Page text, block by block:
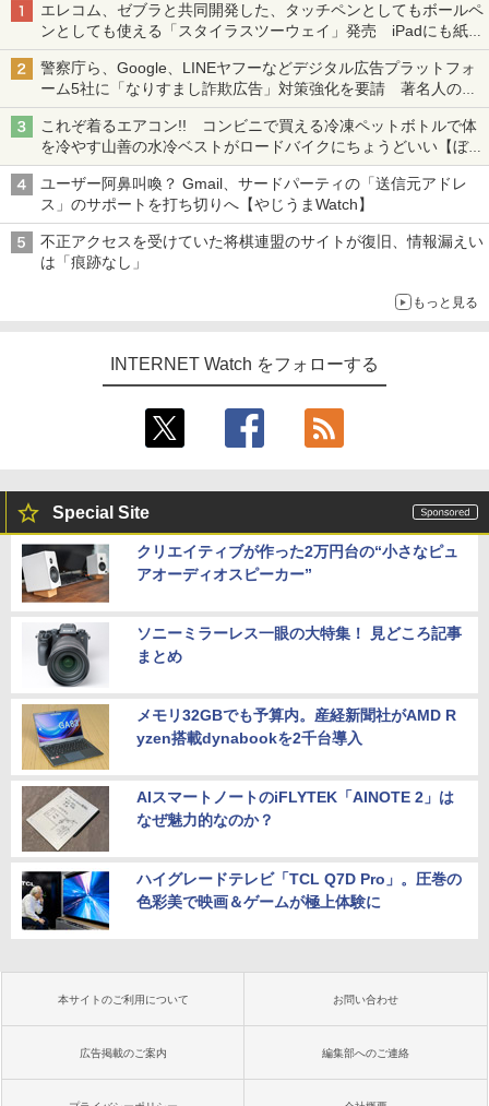
エレコム、ゼブラと共同開発した、タッチペンとしてもボールペ
ンとしても使える「スタイラスツーウェイ」発売 iPadにも紙に
も、持ち替えずに書き込める
警察庁ら、Google、LINEヤフーなどデジタル広告プラットフォ
ーム5社に「なりすまし詐欺広告」対策強化を要請 著名人の写
真や映像を使った投資詐欺などへの対策として
これぞ着るエアコン!! コンビニで買える冷凍ペットボトルで体
を冷やす山善の水冷ベストがロードバイクにちょうどいい【ぼっ
ち・ざ・ろーど！その14】【空いた時間でなにしてる？】
ユーザー阿鼻叫喚？ Gmail、サードパーティの「送信元アドレ
ス」のサポートを打ち切りへ【やじうまWatch】
不正アクセスを受けていた将棋連盟のサイトが復旧、情報漏えい
は「痕跡なし」
もっと見る
INTERNET Watch をフォローする
Special Site
クリエイティブが作った2万円台の“小さなピュ
アオーディオスピーカー”
ソニーミラーレス一眼の大特集！ 見どころ記事
まとめ
メモリ32GBでも予算内。産経新聞社がAMD R
yzen搭載dynabookを2千台導入
AIスマートノートのiFLYTEK「AINOTE 2」は
なぜ魅力的なのか？
ハイグレードテレビ「TCL Q7D Pro」。圧巻の
色彩美で映画＆ゲームが極上体験に
本サイトのご利用について お問い合わせ
広告掲載のご案内 編集部へのご連絡